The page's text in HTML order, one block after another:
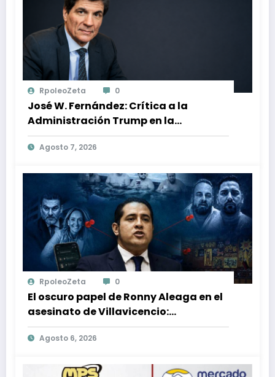
RpoleoZeta 0
José W. Fernández: Crítica a la
Administración Trump en la
Búsqueda de Libertad y Estabilidad
en Venezuela
Agosto 7, 2026
RpoleoZeta 0
El oscuro papel de Ronny Aleaga en el
asesinato de Villavicencio:
conexiones con Jordán y Christiansen
reveladas
Agosto 6, 2026